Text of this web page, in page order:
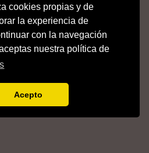
cookies propias y de
la experiencia de
con la navegación
nuestra política de
Acepto
reservados.
Enlaces de interés
Dónde estamos
cookies